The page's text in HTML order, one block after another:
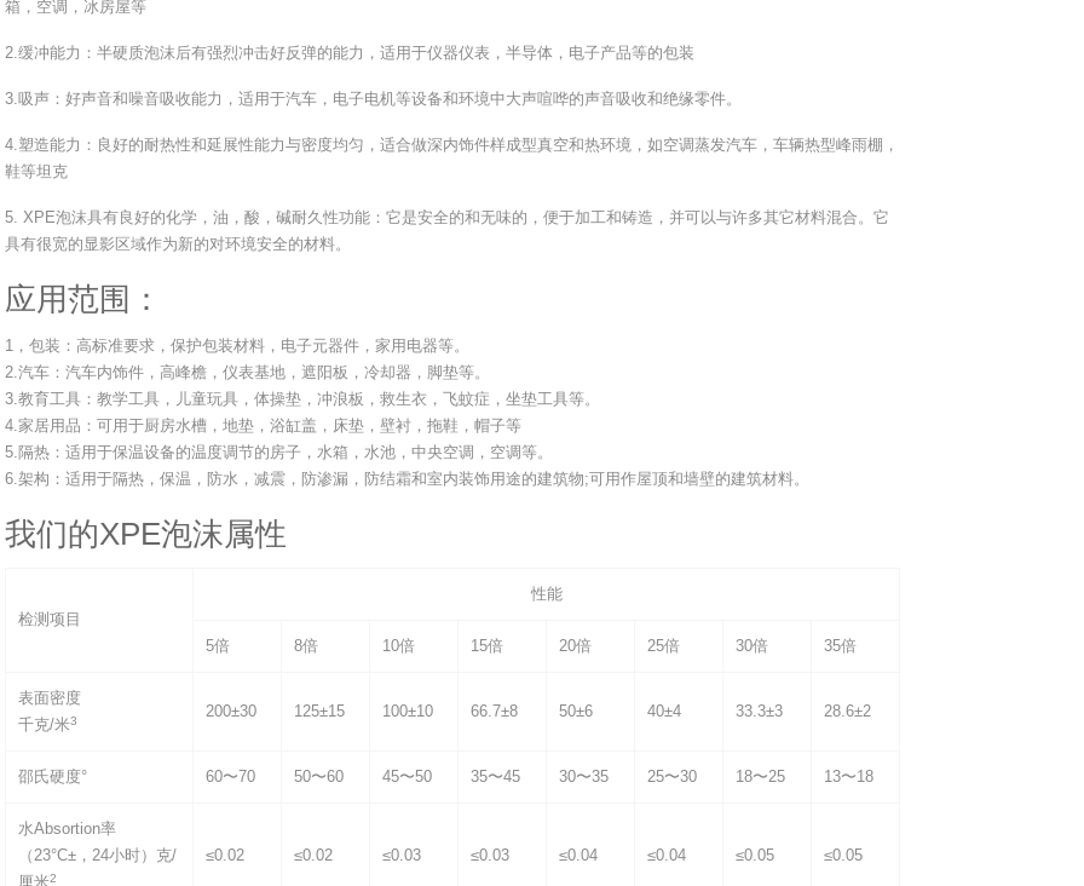
箱，空调，冰房屋等
2.缓冲能力：半硬质泡沫后有强烈冲击好反弹的能力，适用于仪器仪表，半导体，电子产品等的包装
3.吸声：好声音和噪音吸收能力，适用于汽车，电子电机等设备和环境中大声喧哗的声音吸收和绝缘零件。
4.塑造能力：良好的耐热性和延展性能力与密度均匀，适合做深内饰件样成型真空和热环境，如空调蒸发汽车，车辆热型峰雨棚，
鞋等坦克
5. XPE泡沫具有良好的化学，油，酸，碱耐久性功能：它是安全的和无味的，便于加工和铸造，并可以与许多其它材料混合。它
具有很宽的显影区域作为新的对环境安全的材料。
应用范围：
1，包装：高标准要求，保护包装材料，电子元器件，家用电器等。
2.汽车：汽车内饰件，高峰檐，仪表基地，遮阳板，冷却器，脚垫等。
3.教育工具：教学工具，儿童玩具，体操垫，冲浪板，救生衣，飞蚊症，坐垫工具等。
4.家居用品：可用于厨房水槽，地垫，浴缸盖，床垫，壁衬，拖鞋，帽子等
5.隔热：适用于保温设备的温度调节的房子，水箱，水池，中央空调，空调等。
6.架构：适用于隔热，保温，防水，减震，防渗漏，防结霜和室内装饰用途的建筑物;可用作屋顶和墙壁的建筑材料。
我们的XPE泡沫属性
检测项目
性能
5倍 8倍 10倍 15倍 20倍 25倍 30倍 35倍
表面密度
千克/米3 200±30 125±15 100±10 66.7±8 50±6 40±4 33.3±3 28.6±2
邵氏硬度° 60〜70 50〜60 45〜50 35〜45 30〜35 25〜30 18〜25 13〜18
水Absortion率
（23°C±，24小时）克/
厘米2
≤0.02 ≤0.02 ≤0.03 ≤0.03 ≤0.04 ≤0.04 ≤0.05 ≤0.05